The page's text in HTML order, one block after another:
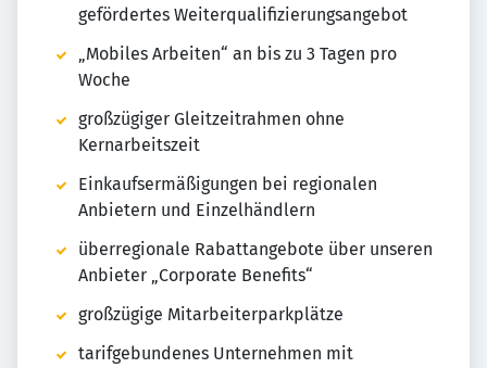
gefördertes Weiter­quali­fi­zie­rungs­angebot
„Mobiles Arbeiten“ an bis zu 3 Tagen pro
Woche
großzügiger Gleitzeitrahmen ohne
Kernarbeitszeit
Einkaufsermäßigungen bei regionalen
Anbietern und Einzelhändlern
überregionale Rabattangebote über unseren
Anbieter „Corporate Benefits“
großzügige Mitarbeiterparkplätze
tarifgebundenes Unternehmen mit